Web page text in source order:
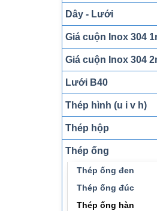
Dây - Lưới
Giá cuộn Inox 304
Giá cuộn Inox 304
Lưới B40
Thép hình (u i v h)
Thép hộp
Thép ống
Thép ống đen
Thép ống đúc
Thép ống hàn